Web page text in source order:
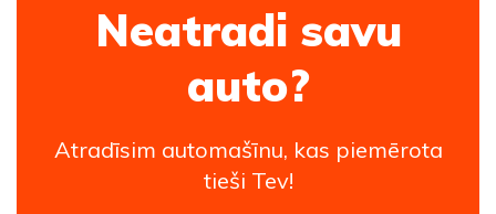
Neatradi savu
auto?
Atradīsim automašīnu, kas piemērota
tieši Tev!